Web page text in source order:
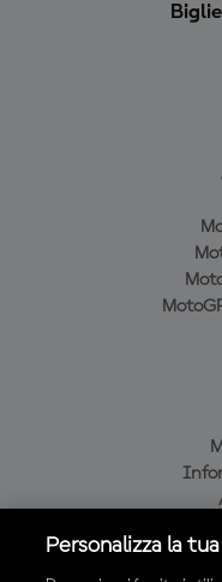
Personalizza la